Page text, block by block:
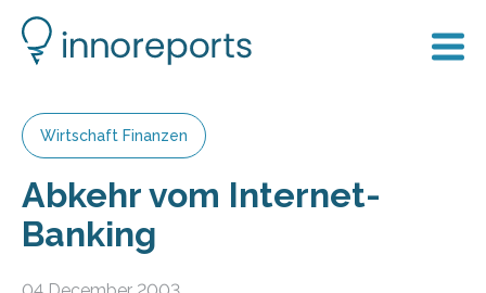
Wirtschaft Finanzen
Abkehr vom Internet-
Banking